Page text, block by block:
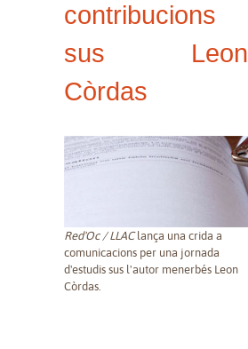
contribucions
sus Leon
Còrdas
Red'Oc / LLAClança una crida a
comunicacions per una jornada
d'estudis sus l'autor menerbés Leon
Còrdas.